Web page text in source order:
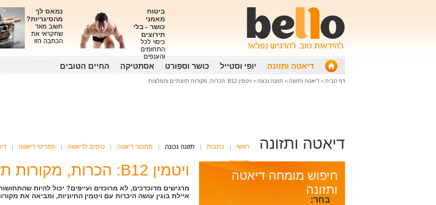
ביטוח
מאמני
כושר - בלי
תירוצים
כיסוי לכל
התחומים
והענפים
נמאס לך
מהסיגריות?
חשוב מאד
שתקראי את
הכתבה הזו
דיאטה ותזונה יופי וסטייל כושר וספורט אסתטיקה החיים הטובים
דף הבית > דיאטה ותזונה > תזונה נכונה > ויטמין B12: הכרות, מקורות תזונתיים והמלצות
דיאטה ותזונה ראשי כתבות תזונה נכונה מתכוני דיאטה טיפים לדיאטה תפריטי דיאטה
תזונאית
חיפוש מומחה דיאטה
ותזונה
בחר:
ויטמין B12: הכרות, מקורות תזונתיים והמלצות
איילת בוגין עושה היכרות עם ויטמין החיוניות, ומביאה את